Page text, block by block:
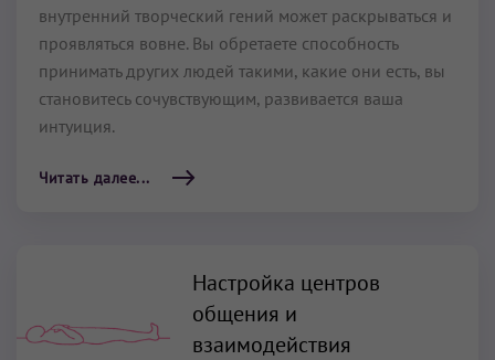
внутренний творческий гений может раскрываться и
проявляться вовне. Вы обретаете способность
принимать других людей такими, какие они есть, вы
становитесь сочувствующим, развивается ваша
интуиция.
Читать далее...
Настройка центров
общения и
взаимодействия